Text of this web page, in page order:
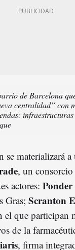
de Barcelona
centralidad” con
se materializará a
, un
actores:
Gras; Scranton
el que participan
de la
, firma